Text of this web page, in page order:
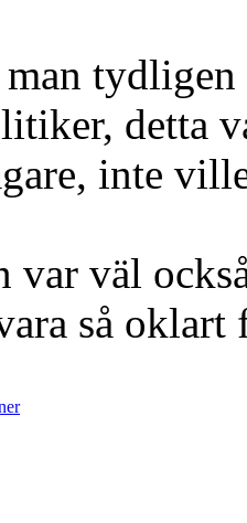
detta
inte
var väl
så